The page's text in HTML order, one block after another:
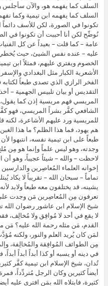
السلف كما يفهمه هو، والآن سأجلس
السلف كما يفهمه ابن تيمية وكما
تكونوا في الصورة، لكن للأسف
نُوضِّح لكن أنا أحببت أن تكونوا في
عامة – كما قلت – بعيداً عن كل
عليه – عنده نفس الشيئ، حيث يُخطيء
الخصوم ويفتري عليهم، فمثلاً ابن
الأشعرية الكبار مثل البغدادي
الفخر الرازي الذي تصدى طبعاً
التقديس أو بيان تلبيس الجهمية –
المريسي فهم مريسية إذن كما
الشافعي كفَّر بشراً المريسي، فهو
للمريسية ورد عليهم الأشاعرة،
هم يهود، فما هذا الظلم؟ ما هذا
طبعاً على ابن تيمية نفسه، انتبهوا
وجدته، وهو ليس علماً وإنما هو مِن
لاحظت – والله – شيئاً عجيباً، وهو أن
إخوانه العلماء المُعاصِرين
تماماً – سبحان الله – تقريباً لا يكاد
يشينه، قد يختلفون معه طبعاً ولابد
تعرفون مِن المُعاصِرين مَن وجدت على
شيخ الإسلام ابن عاشور رضوان
لا يقع في أحد لا مُوافِق ولا مُخالِف،
القدم، مَن مثله رحمة الله عليه؟ مَن
لمَن كان يُريد العلم والنور، ولكنه
مِن الطوائف المُوافِقة والمُخالِفة،
في دينه أو يسبه أو كذا أبداً أبداً
تُدان، شيخ الإسلام ابن تيمية كفَّر
أيضاً كثيرين وكان الرجل مُتردِّداً،
كثيرة، فابتلاه الله بمَن افترى عليه